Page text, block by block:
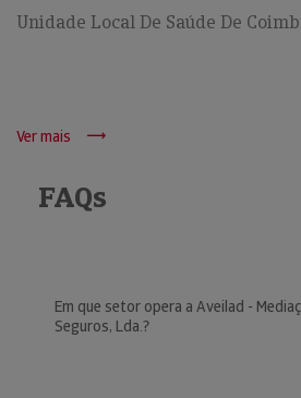
Unidade Local De Saúde De
Ver mais
FAQs
Em que setor opera a Aveilad -
Seguros, Lda.?